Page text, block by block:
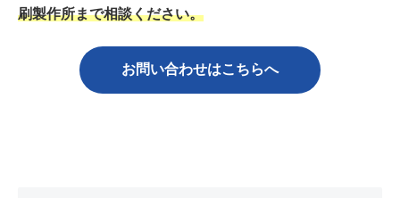
刷製作所まで相談ください。
お問い合わせはこちらへ